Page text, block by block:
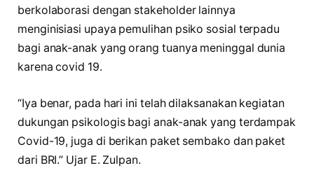
berkolaborasi dengan stakeholder lainnya
menginisiasi upaya pemulihan psiko sosial terpadu
bagi anak-anak yang orang tuanya meninggal dunia
karena covid 19.
“Iya benar, pada hari ini telah dilaksanakan kegiatan
dukungan psikologis bagi anak-anak yang terdampak
Covid-19, juga di berikan paket sembako dan paket
dari BRI.” Ujar E. Zulpan.